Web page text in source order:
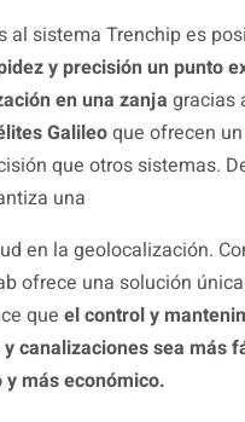
al sistema Trenchip es
y precisión un punto
en una zanja gracias
Galileoque ofrecen
que otros sistemas.
una
en la geolocalización.
ofrece una solución
que el control y
canalizaciones sea más
y más económico.